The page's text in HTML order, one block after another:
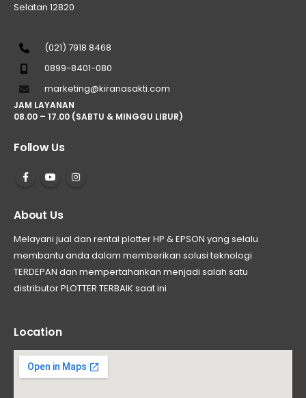
Selatan 12820
(021) 7918 8468
0899-8401-080
marketing@kiranasakti.com
JAM LAYANAN
08.00 – 17.00 (SABTU & MINGGU LIBUR)
Follow Us
About Us
Melayani jual dan rental plotter HP & EPSON yang selalu
membantu anda dalam memberikan solusi teknologi
TERDEPAN dan mempertahankan menjadi salah satu
distributor PLOTTER TERBAIK saat ini
Location